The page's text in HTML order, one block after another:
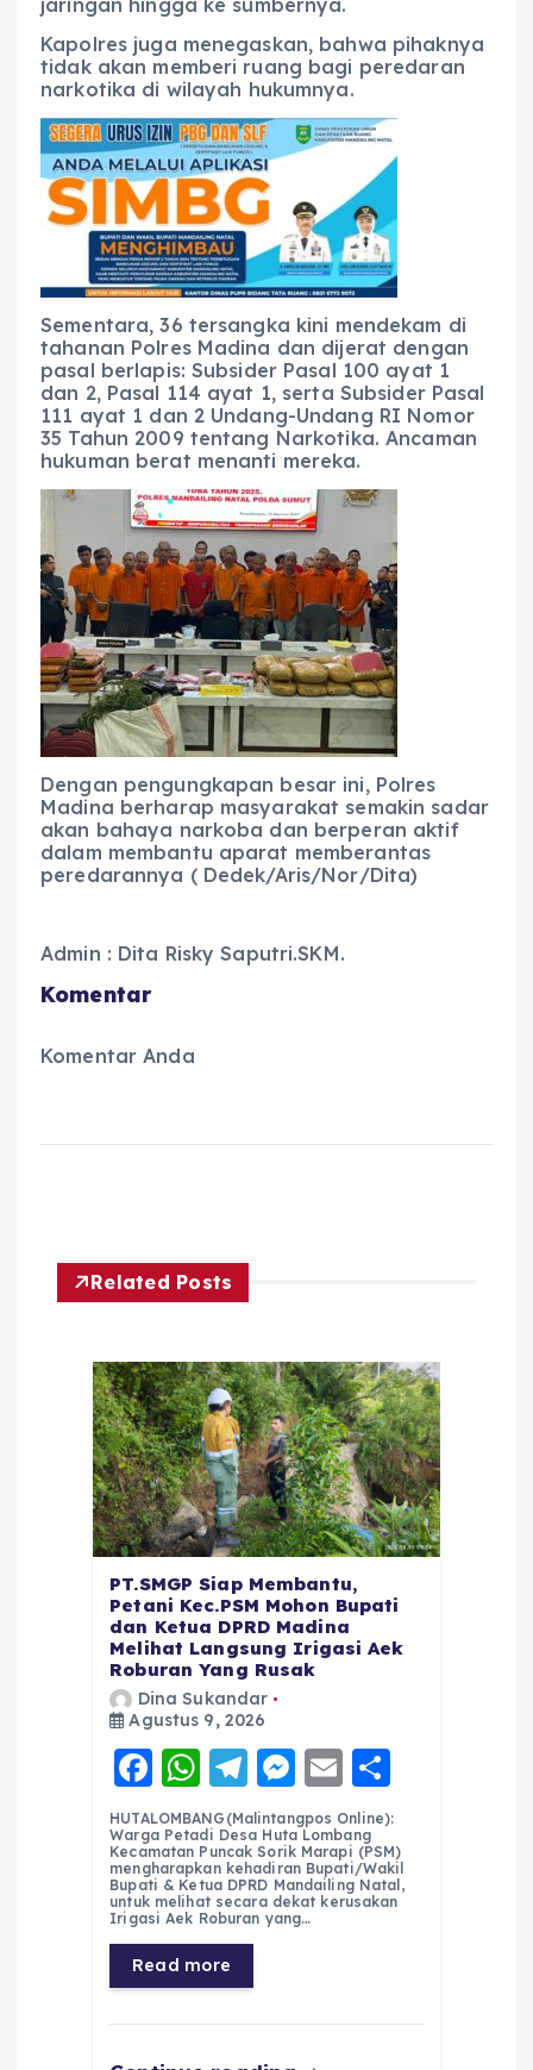
Kapolres juga menegaskan, bahwa pihaknya
tidak akan memberi ruang bagi peredaran
narkotika di wilayah hukumnya.
Sementara, 36 tersangka kini mendekam di
tahanan Polres Madina dan dijerat dengan
pasal berlapis: Subsider Pasal 100 ayat 1
dan 2, Pasal 114 ayat 1, serta Subsider Pasal
111 ayat 1 dan 2 Undang-Undang RI Nomor
35 Tahun 2009 tentang Narkotika. Ancaman
hukuman berat menanti mereka.
Dengan pengungkapan besar ini, Polres
Madina berharap masyarakat semakin sadar
akan bahaya narkoba dan berperan aktif
dalam membantu aparat memberantas
peredarannya ( Dedek/Aris/Nor/Dita)
Admin : Dita Risky Saputri.SKM.
Komentar
Komentar Anda
Related Posts
PT.SMGP Siap Membantu,
Petani Kec.PSM Mohon Bupati
dan Ketua DPRD Madina
Melihat Langsung Irigasi Aek
Roburan Yang Rusak
Dina Sukandar
Agustus 9, 2026
F
a
c
e
b
o
o
k
W
h
a
ts
A
p
p
T
el
e
g
r
a
m
M
e
ss
e
n
E
m
ai
l
h
a
re
HUTALOMBANG(Malintangpos Online):
Warga Petadi Desa Huta Lombang
Kecamatan Puncak Sorik Marapi (PSM)
mengharapkan kehadiran Bupati/Wakil
Bupati & Ketua DPRD Mandailing Natal,
untuk melihat secara dekat kerusakan
Irigasi Aek Roburan yang…
Read more